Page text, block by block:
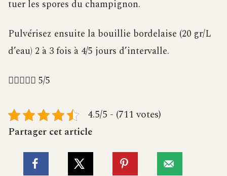
tuer les spores du champignon.
Pulvérisez ensuite la bouillie bordelaise (20 gr/L
d’eau) 2 à 3 fois à 4/5 jours d’intervalle.
 5/5
4.5/5 - (711 votes)
Partager cet article